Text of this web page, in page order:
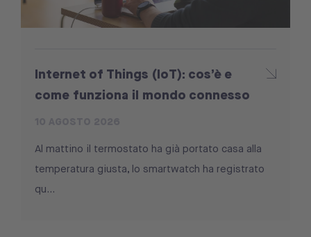
Internet of Things (IoT): cos’è e
come funziona il mondo connesso
Al mattino il termostato ha già portato casa alla
temperatura giusta, lo smartwatch ha registrato
qu...